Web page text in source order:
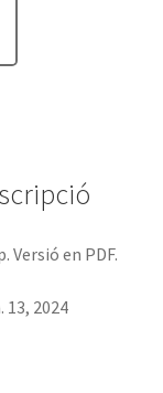
Versió en PDF.
13, 2024